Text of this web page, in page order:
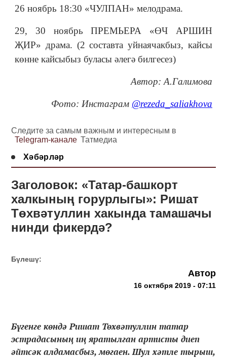
26 ноябрь 18:30 «ЧУЛПАН» мелодрама.
29, 30 ноябрь ПРЕМЬЕРА «ӨЧ АРШИН
ҖИР» драма. (2 составта уйнаячакбыз, кайсы
көнне кайсыбыз буласы әлегә билгесез)
Автор: А.Галимова
Фото: Инстаграм @rezeda_saliakhova
Следите за самым важным и интересным в
Telegram-канале Татмедиа
Хәбәрләр
Заголовок: «Татар-башкорт
халкының горурлыгы»: Ришат
Төхвәтуллин хакында тамашачы
нинди фикердә?
Бүлешү:
Автор
16 октября 2019 - 07:11
Бүгенге көндә Ришат Төхвәтуллин татар
эстрадасының иң яратылган артисты диеп
әйтсәк алдамасбыз, мөгаен. Шул хәтле тырыш,